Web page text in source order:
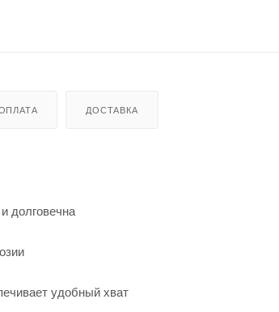
ДОСТАВКА
долговечна
удобный хват